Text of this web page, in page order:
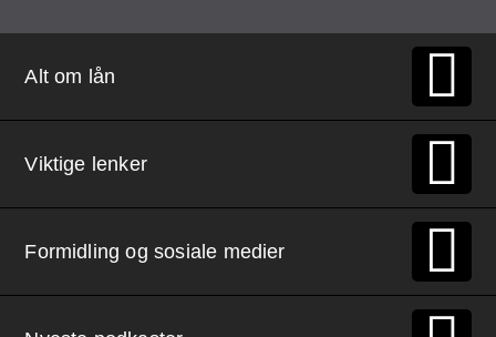
Alt om lån
Viktige lenker
Formidling og sosiale medier